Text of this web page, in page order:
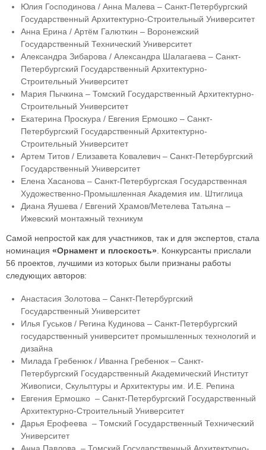
Юлия Господинова / Анна Малева – Санкт-Петербургский
Государственный Архитектурно-Строительный Университет
Анна Ерина / Артём Галюткин – Воронежский
Государственный Технический Университет
Александра Зибарова / Александра Шалагаева – Санкт-
Петербургский Государственный Архитектурно-
Строительный Университет
Мария Пычкина – Томский Государственный Архитектурно-
Строительный Университет
Екатерина Проскура / Евгения Ермошко – Санкт-
Петербургский Государственный Архитектурно-
Строительный Университет
Артем Титов / Елизавета Ковалевич – Санкт-Петербургский
Государственный Университет
Елена Хасанова – Санкт-Петербургская Государственная
Художественно-Промышленная Академия им. Штиглица
Диана Яушева / Евгений Храмов/Метелева Татьяна –
Ижевский монтажный техникум
Самой непростой как для участников, так и для экспертов, стала
номинация «Орнамент и плоскость». Конкурсанты прислали
56 проектов, лучшими из которых были признаны работы
следующих авторов:
Анастасия Золотова – Санкт-Петербургский
Государственный Университет
Илья Гуськов / Регина Кудинова – Санкт-Петербургский
государственный университет промышленных технологий и
дизайна
Милада Гребенюк / Иванна Гребенюк – Санкт-
Петербургский Государственный Академический Институт
Живописи, Скульптуры и Архитектуры им. И.Е. Репина
Евгения Ермошко – Санкт-Петербургский Государственный
Архитектурно-Строительный Университет
Дарья Ерофеева – Томский Государственный Технический
Университет